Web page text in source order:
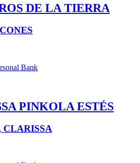
DE LA TIERRA
PINKOLA ESTÉS
CLARISSA